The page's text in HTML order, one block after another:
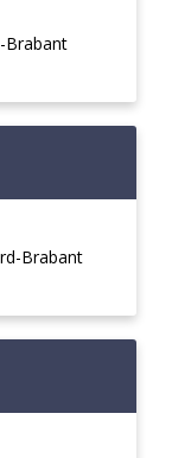
Brabant
Brabant